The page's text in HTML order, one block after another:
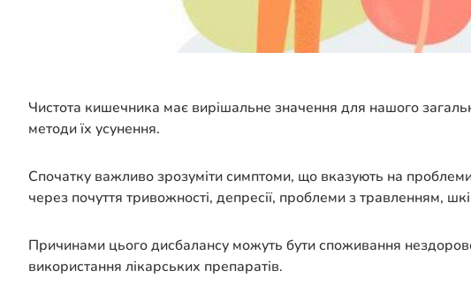
Чистота кишечника має вирішальне значення для нашого
методи їх усунення.
Спочатку важливо зрозуміти симптоми, що вказують на
через почуття тривожності, депресії, проблеми з травленням,
Причинами цього дисбалансу можуть бути споживання
використання лікарських препаратів.